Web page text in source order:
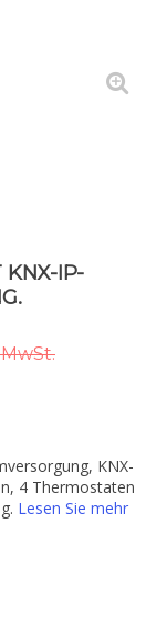
KNX-IP-
KNX-
4 Thermostaten
Lesen Sie mehr